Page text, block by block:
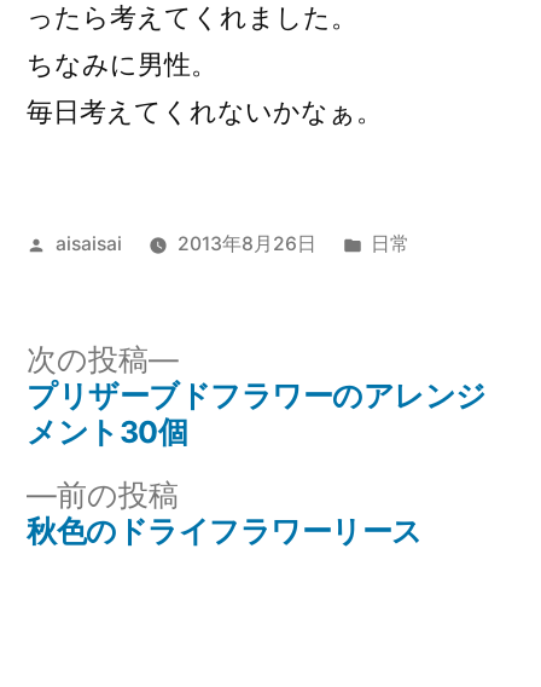
ったら考えてくれました。
ちなみに男性。
毎日考えてくれないかなぁ。
投
aisaisai 2013年8月26日
カ
日常
投
ナ
前の投稿
の
秋色のドライフラワーリース
次の投稿
次
の
投
プリザーブドフラワーのアレンジ
メント30個